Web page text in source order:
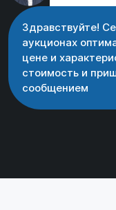
Здравствуйте!
аукционах
цене и
стоимость и
сообщением